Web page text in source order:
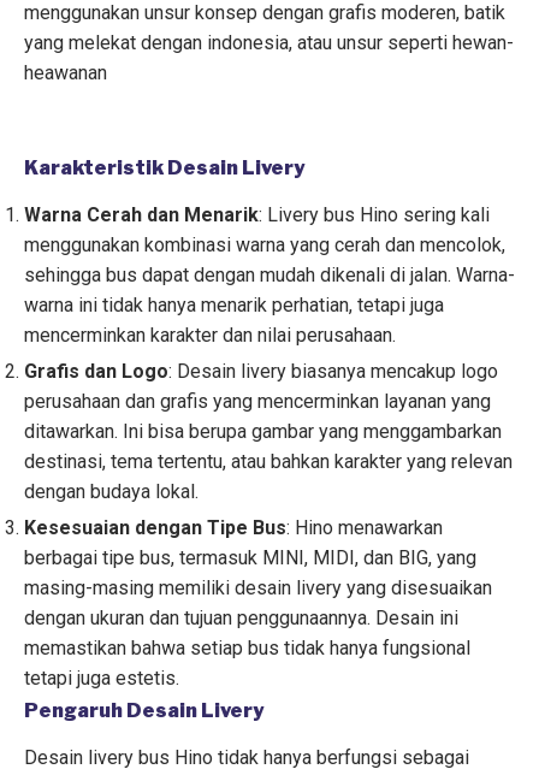
menggunakan unsur konsep dengan grafis moderen, batik
yang melekat dengan indonesia, atau unsur seperti hewan-
heawanan
Karakteristik Desain Livery
Warna Cerah dan Menarik: Livery bus Hino sering kali
menggunakan kombinasi warna yang cerah dan mencolok,
sehingga bus dapat dengan mudah dikenali di jalan. Warna-
warna ini tidak hanya menarik perhatian, tetapi juga
mencerminkan karakter dan nilai perusahaan.
Grafis dan Logo: Desain livery biasanya mencakup logo
perusahaan dan grafis yang mencerminkan layanan yang
ditawarkan. Ini bisa berupa gambar yang menggambarkan
destinasi, tema tertentu, atau bahkan karakter yang relevan
dengan budaya lokal.
Kesesuaian dengan Tipe Bus: Hino menawarkan
berbagai tipe bus, termasuk MINI, MIDI, dan BIG, yang
masing-masing memiliki desain livery yang disesuaikan
dengan ukuran dan tujuan penggunaannya. Desain ini
memastikan bahwa setiap bus tidak hanya fungsional
tetapi juga estetis.
Pengaruh Desain Livery
Desain livery bus Hino tidak hanya berfungsi sebagai